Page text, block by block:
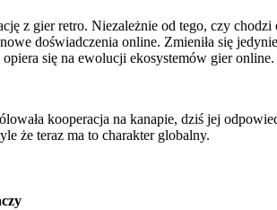
z gier retro. Niezależnie od tego, czy
doświadczenia online. Zmieniła się
się na ewolucji ekosystemów gier online.
kooperacja na kanapie, dziś jej
że teraz ma to charakter globalny.